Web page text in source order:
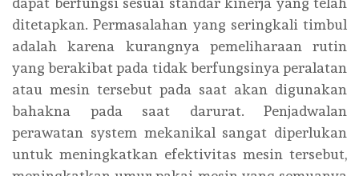
ditetapkan. Permasalahan yang seringkali timbul
adalah karena kurangnya pemeliharaan rutin
yang berakibat pada tidak berfungsinya peralatan
atau mesin tersebut pada saat akan digunakan
bahakna pada saat darurat. Penjadwalan
perawatan system mekanikal sangat diperlukan
untuk meningkatkan efektivitas mesin tersebut,